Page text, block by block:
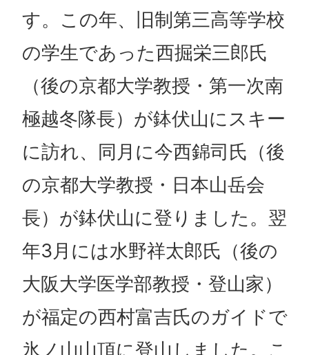
す。この年、旧制第三高等学校
の学生であった西掘栄三郎氏
（後の京都大学教授・第一次南
極越冬隊長）が鉢伏山にスキー
に訪れ、同月に今西錦司氏（後
の京都大学教授・日本山岳会
長）が鉢伏山に登りました。翌
年3月には水野祥太郎氏（後の
大阪大学医学部教授・登山家）
が福定の西村富吉氏のガイドで
氷ノ山山頂に登山しました。こ